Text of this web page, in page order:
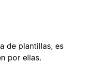
de plantillas, es
por ellas.